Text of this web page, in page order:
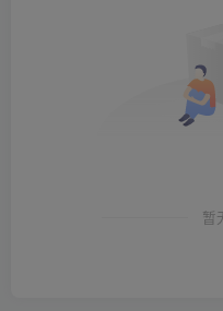
暂